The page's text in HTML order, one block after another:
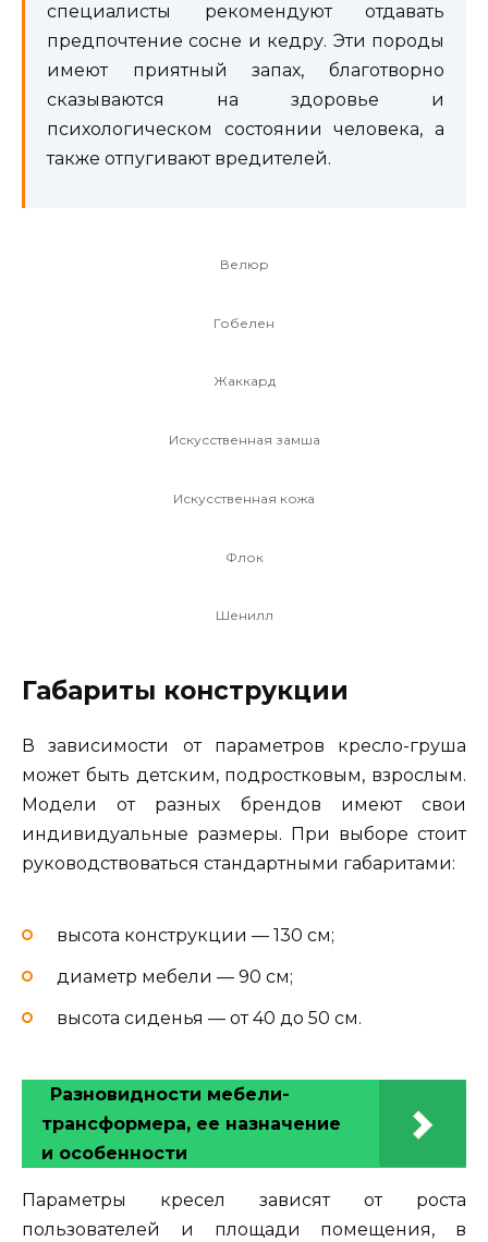
специалисты рекомендуют отдавать
предпочтение сосне и кедру. Эти породы
имеют приятный запах, благотворно
сказываются на здоровье и
психологическом состоянии человека, а
также отпугивают вредителей.
Велюр
Гобелен
Жаккард
Искусственная замша
Искусственная кожа
Флок
Шенилл
Габариты конструкции
В зависимости от параметров кресло-груша
может быть детским, подростковым, взрослым.
Модели от разных брендов имеют свои
индивидуальные размеры. При выборе стоит
руководствоваться стандартными габаритами:
высота конструкции — 130 см;
диаметр мебели — 90 см;
высота сиденья — от 40 до 50 см.
Разновидности мебели-
трансформера, ее назначение
и особенности
Параметры кресел зависят от роста
пользователей и площади помещения, в